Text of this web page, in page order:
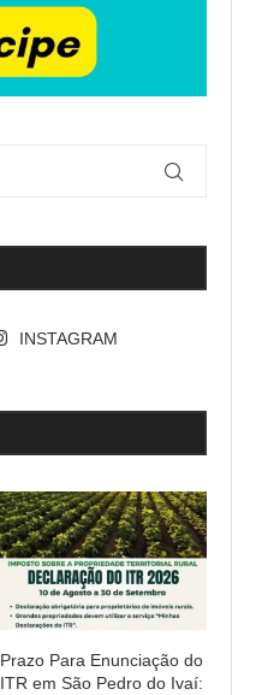
INSTAGRAM
Prazo Para Enunciação do
ITR em São Pedro do Ivaí: